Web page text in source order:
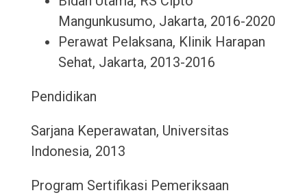
Mangunkusumo, Jakarta, 2016-2020
Perawat Pelaksana, Klinik Harapan
Sehat, Jakarta, 2013-2016
Pendidikan
Sarjana Keperawatan, Universitas
Indonesia, 2013
Program Sertifikasi Pemeriksaan